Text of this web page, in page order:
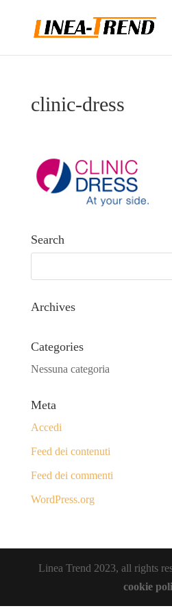
clinic-dress
Search
Archives
Categories
Nessuna categoria
Meta
Accedi
Feed dei contenuti
Feed dei commenti
WordPress.org
Linea Trend 2023, all rights
cookie